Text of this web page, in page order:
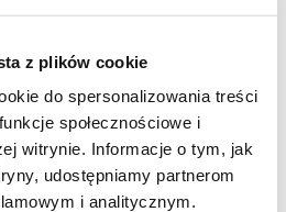
z plików cookie
do spersonalizowania treści
społecznościowe i
witrynie. Informacje o tym, jak
udostępniamy partnerom
i analitycznym.
Granulki;
pojemniku
krople
(-) - 1 op.
7CH